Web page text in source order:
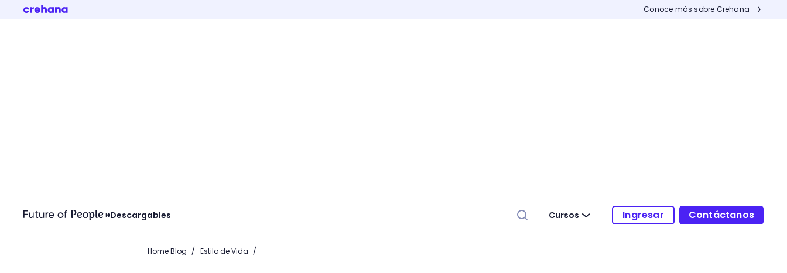
Conoce más sobre Crehana
Descargables Cursos Ingresar Contáctanos
Home Blog / Estilo de Vida /